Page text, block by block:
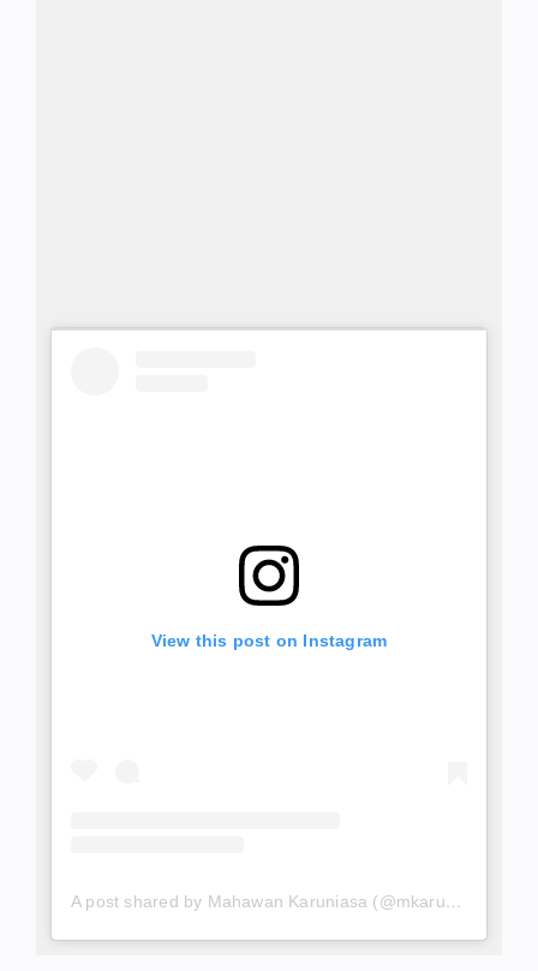
View this post on Instagram
A post shared by Mahawan Karuniasa (@mkaruniasa)